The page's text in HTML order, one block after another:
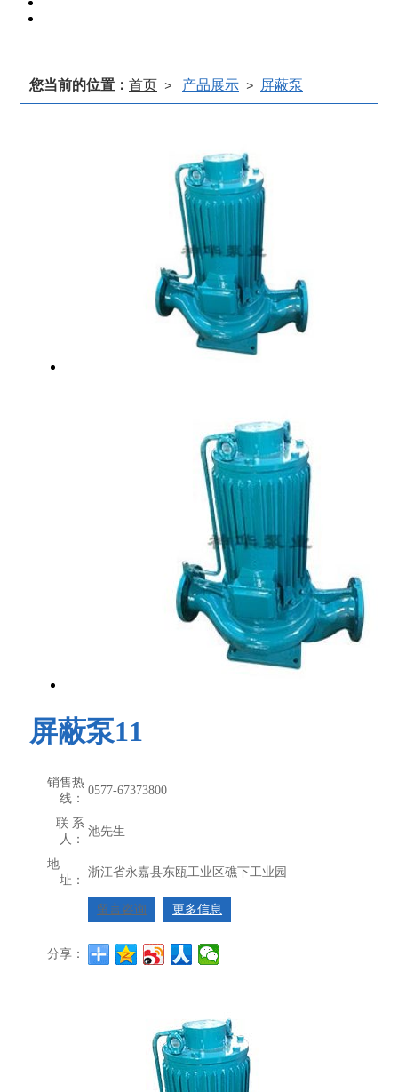
您当前的位置： 首页 > 产品展示 > 屏蔽泵
屏蔽泵11
销售热
线：
0577-67373800
联 系
人：
池先生
地
址：
浙江省永嘉县东瓯工业区礁下工业园
留言咨询 更多信息
分享：